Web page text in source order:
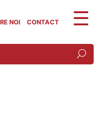
NOI CONTACT